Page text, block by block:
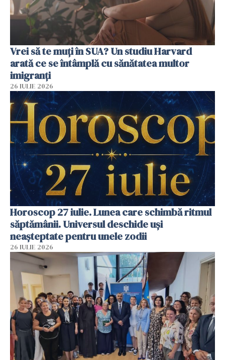
Vrei să te muți în SUA? Un studiu Harvard
arată ce se întâmplă cu sănătatea multor
imigranți
26 IULIE 2026
Horoscop 27 iulie. Lunea care schimbă ritmul
săptămânii. Universul deschide uși
neașteptate pentru unele zodii
26 IULIE 2026